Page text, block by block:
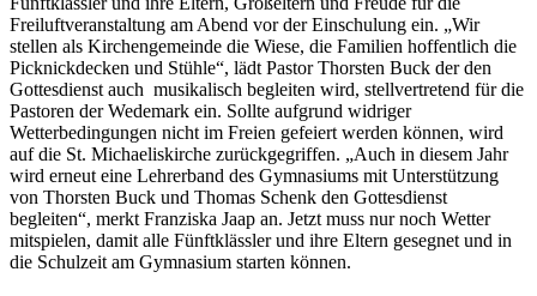
Freiluftveranstaltung am Abend vor der Einschulung ein. „Wir
stellen als Kirchengemeinde die Wiese, die Familien hoffentlich die
Picknickdecken und Stühle“, lädt Pastor Thorsten Buck der den
Gottesdienst auch musikalisch begleiten wird, stellvertretend für die
Pastoren der Wedemark ein. Sollte aufgrund widriger
Wetterbedingungen nicht im Freien gefeiert werden können, wird
auf die St. Michaeliskirche zurückgegriffen. „Auch in diesem Jahr
wird erneut eine Lehrerband des Gymnasiums mit Unterstützung
von Thorsten Buck und Thomas Schenk den Gottesdienst
begleiten“, merkt Franziska Jaap an. Jetzt muss nur noch Wetter
mitspielen, damit alle Fünftklässler und ihre Eltern gesegnet und in
die Schulzeit am Gymnasium starten können.